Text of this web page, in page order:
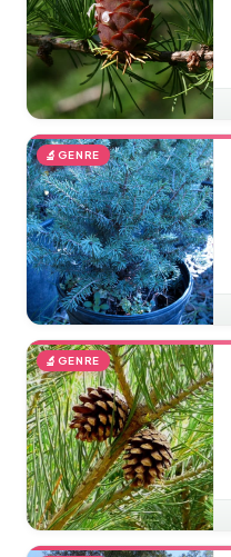
🔬 GENRE
🔬 GENRE